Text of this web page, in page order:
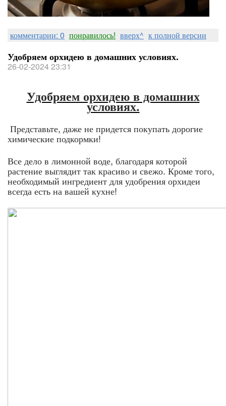
комментарии: 0 понравилось! вверх^ к полной версии
Удобряем орхидею в домашних условиях.
26-02-2024 23:31
Удобряем орхидею в домашних
условиях.
Представьте, даже не придется покупать дорогие
химические подкормки!
Все дело в лимонной воде, благодаря которой
растение выглядит так красиво и свежо. Кроме того,
необходимый ингредиент для удобрения орхидеи
всегда есть на вашей кухне!